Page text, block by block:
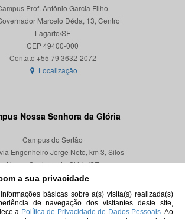
a sua privacidade
básicas sobre a(s) visita(s) realizada(s)
de navegação dos visitantes deste site,
a Política de Privacidade de Dados Pessoais. Ao
Prof. Antônio Garcia Filho
Marcelo Déda, 13, Centro
Lagarto/SE
CEP 49400-000
Localização
Nossa Senhora da Glória
Campus do Sertão
Engenheiro Jorge Neto, km 3, Silos
Nossa Senhora da Glória/SE
CEP 49680-000
Localização